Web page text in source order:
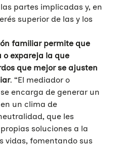
partes implicadas y, en
superior de las y los
familiar permite que
expareja la que
que mejor se ajusten
. “El mediador o
encarga de generar un
un clima de
que les
soluciones a la
vidas, fomentando sus